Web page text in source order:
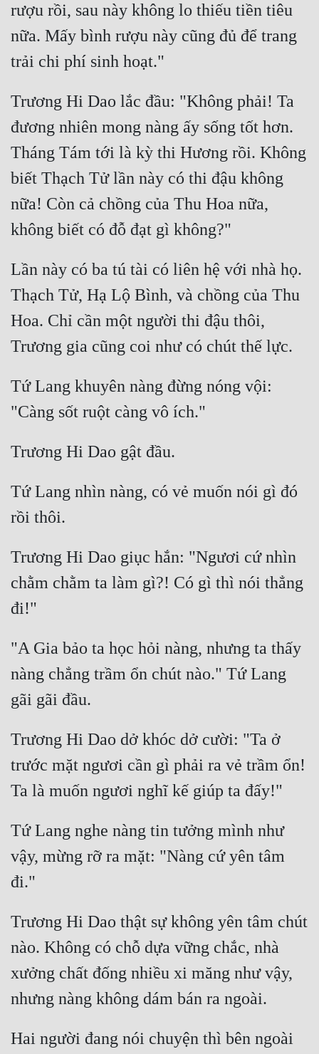
rượu rồi, sau này không lo thiếu tiền tiêu
nữa. Mấy bình rượu này cũng đủ để trang
Trương Hi Dao lắc đầu: "Không phải! Ta
đương nhiên mong nàng ấy sống tốt hơn.
Tháng Tám tới là kỳ thi Hương rồi. Không
biết Thạch Tử lần này có thi đậu không
nữa! Còn cả chồng của Thu Hoa nữa,
Lần này có ba tú tài có liên hệ với nhà họ.
Thạch Tử, Hạ Lộ Bình, và chồng của Thu
Hoa. Chỉ cần một người thi đậu thôi,
Tứ Lang khuyên nàng đừng nóng vội:
Tứ Lang nhìn nàng, có vẻ muốn nói gì đó
Trương Hi Dao giục hắn: "Ngươi cứ nhìn
chằm chằm ta làm gì?! Có gì thì nói thẳng
"A Gia bảo ta học hỏi nàng, nhưng ta thấy
nàng chẳng trầm ổn chút nào." Tứ Lang
Trương Hi Dao dở khóc dở cười: "Ta ở
trước mặt ngươi cần gì phải ra vẻ trầm ổn!
Tứ Lang nghe nàng tin tưởng mình như
vậy, mừng rỡ ra mặt: "Nàng cứ yên tâm
Trương Hi Dao thật sự không yên tâm chút
nào. Không có chỗ dựa vững chắc, nhà
xưởng chất đống nhiều xi măng như vậy,
Hai người đang nói chuyện thì bên ngoài